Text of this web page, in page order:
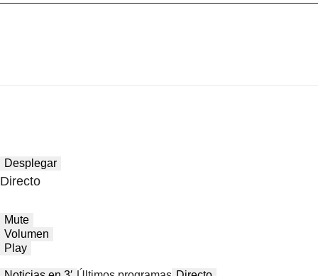
Desplegar
Directo
Mute
Volumen
Play